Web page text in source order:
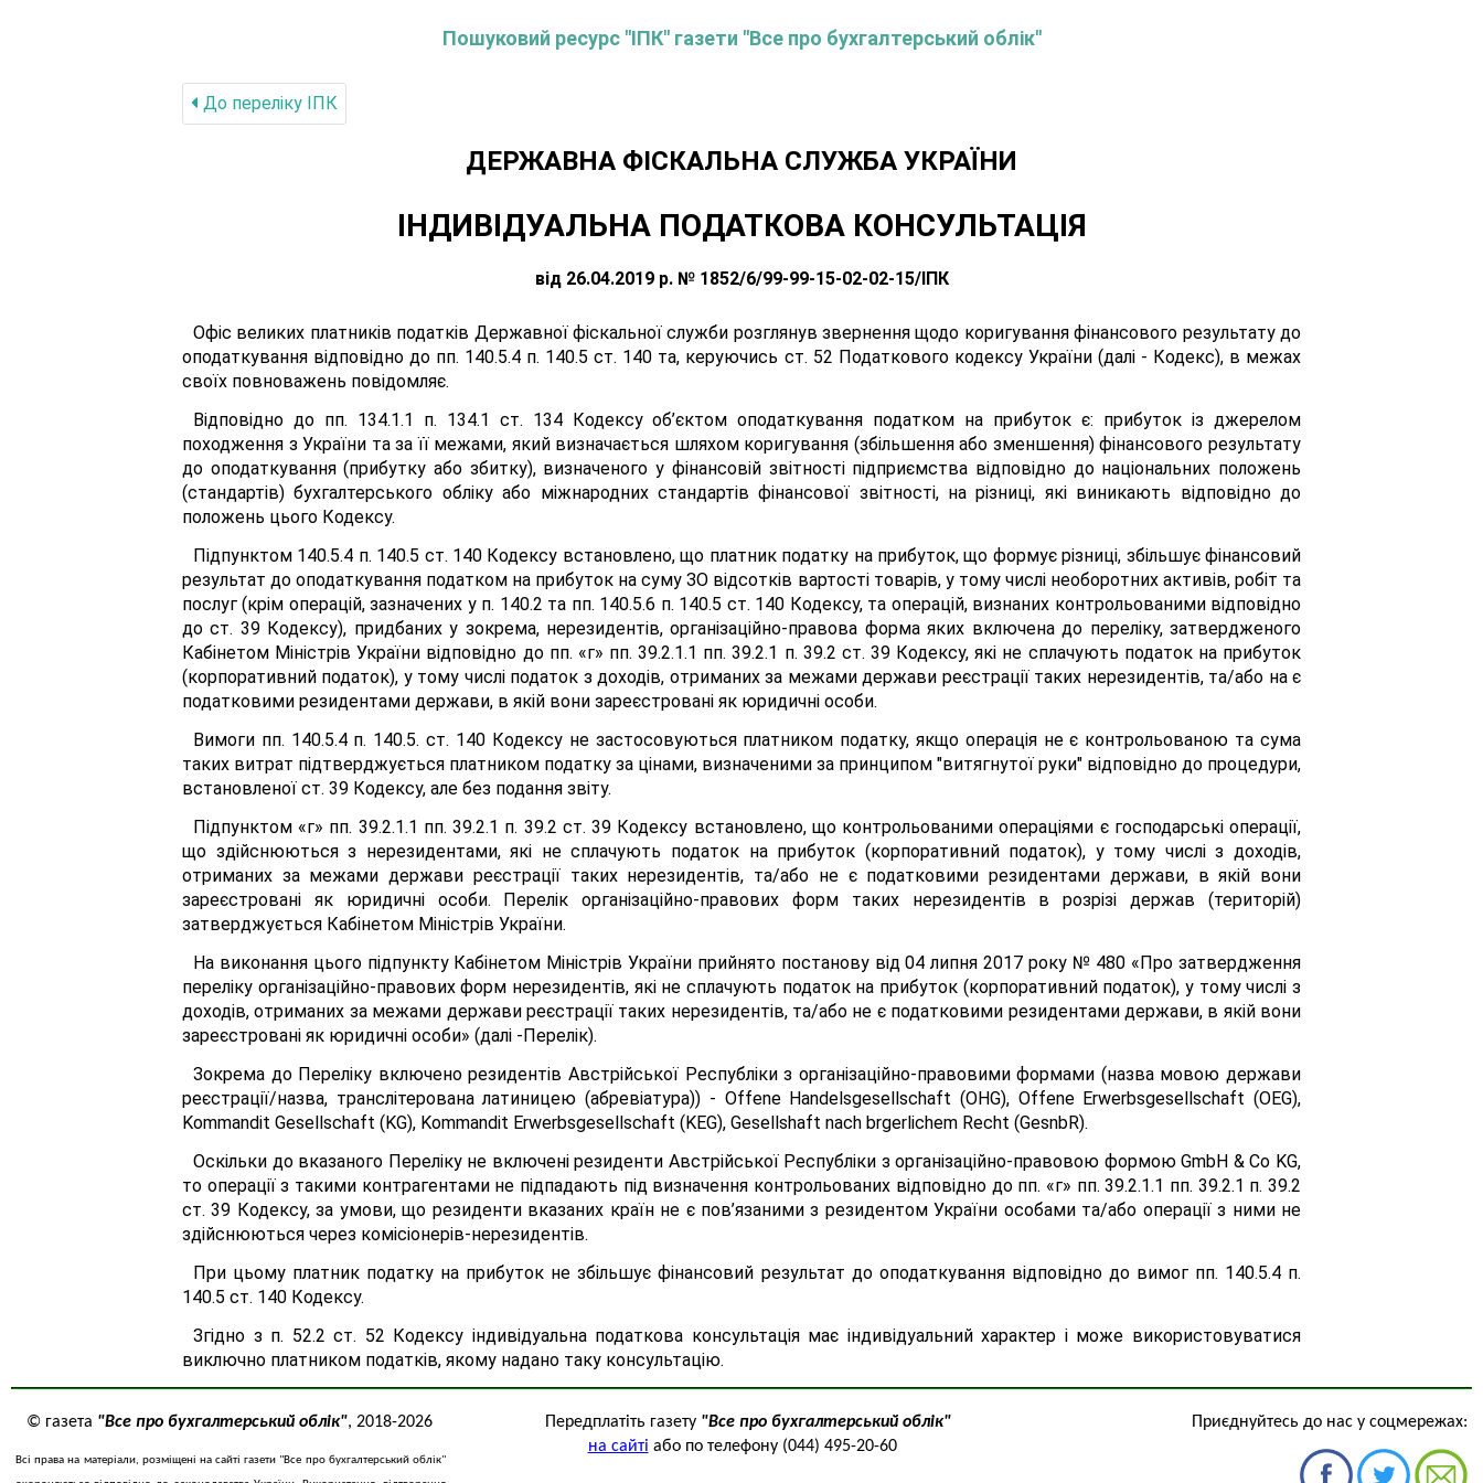
Пошуковий ресурс "ІПК" газети "Все про бухгалтерський облік"
До переліку IПК
ДЕРЖАВНА ФІСКАЛЬНА СЛУЖБА УКРАЇНИ
ІНДИВІДУАЛЬНА ПОДАТКОВА КОНСУЛЬТАЦІЯ
від 26.04.2019 р. № 1852/6/99-99-15-02-02-15/ІПК
Офіс великих платників податків Державної фіскальної служби розглянув звернення щодо коригування фінансового результату до
оподаткування відповідно до пп. 140.5.4 п. 140.5 ст. 140 та, керуючись ст. 52 Податкового кодексу України (далі - Кодекс), в межах
своїх повноважень повідомляє.
Відповідно до пп. 134.1.1 п. 134.1 ст. 134 Кодексу об’єктом оподаткування податком на прибуток є: прибуток із джерелом
походження з України та за її межами, який визначається шляхом коригування (збільшення або зменшення) фінансового результату
до оподаткування (прибутку або збитку), визначеного у фінансовій звітності підприємства відповідно до національних положень
(стандартів) бухгалтерського обліку або міжнародних стандартів фінансової звітності, на різниці, які виникають відповідно до
положень цього Кодексу.
Підпунктом 140.5.4 п. 140.5 ст. 140 Кодексу встановлено, що платник податку на прибуток, що формує різниці, збільшує фінансовий
результат до оподаткування податком на прибуток на суму ЗО відсотків вартості товарів, у тому числі необоротних активів, робіт та
послуг (крім операцій, зазначених у п. 140.2 та пп. 140.5.6 п. 140.5 ст. 140 Кодексу, та операцій, визнаних контрольованими відповідно
до ст. 39 Кодексу), придбаних у зокрема, нерезидентів, організаційно-правова форма яких включена до переліку, затвердженого
Кабінетом Міністрів України відповідно до пп. «г» пп. 39.2.1.1 пп. 39.2.1 п. 39.2 ст. 39 Кодексу, які не сплачують податок на прибуток
(корпоративний податок), у тому числі податок з доходів, отриманих за межами держави реєстрації таких нерезидентів, та/або на є
податковими резидентами держави, в якій вони зареєстровані як юридичні особи.
Вимоги пп. 140.5.4 п. 140.5. ст. 140 Кодексу не застосовуються платником податку, якщо операція не є контрольованою та сума
таких витрат підтверджується платником податку за цінами, визначеними за принципом "витягнутої руки" відповідно до процедури,
встановленої ст. 39 Кодексу, але без подання звіту.
Підпунктом «г» пп. 39.2.1.1 пп. 39.2.1 п. 39.2 ст. 39 Кодексу встановлено, що контрольованими операціями є господарські операції,
що здійснюються з нерезидентами, які не сплачують податок на прибуток (корпоративний податок), у тому числі з доходів,
отриманих за межами держави реєстрації таких нерезидентів, та/або не є податковими резидентами держави, в якій вони
зареєстровані як юридичні особи. Перелік організаційно-правових форм таких нерезидентів в розрізі держав (територій)
затверджується Кабінетом Міністрів України.
На виконання цього підпункту Кабінетом Міністрів України прийнято постанову від 04 липня 2017 року № 480 «Про затвердження
переліку організаційно-правових форм нерезидентів, які не сплачують податок на прибуток (корпоративний податок), у тому числі з
доходів, отриманих за межами держави реєстрації таких нерезидентів, та/або не є податковими резидентами держави, в якій вони
зареєстровані як юридичні особи» (далі -Перелік).
Зокрема до Переліку включено резидентів Австрійської Республіки з організаційно-правовими формами (назва мовою держави
реєстрації/назва, транслітерована латиницею (абревіатура)) - Offene Handelsgesellschaft (OHG), Offene Erwerbsgesellschaft (OEG),
Kommandit Gesellschaft (KG), Kommandit Erwerbsgesellschaft (KEG), Gesellshaft nach brgerlichem Recht (GesnbR).
Оскільки до вказаного Переліку не включені резиденти Австрійської Республіки з організаційно-правовою формою GmbH & Co KG,
то операції з такими контрагентами не підпадають під визначення контрольованих відповідно до пп. «г» пп. 39.2.1.1 пп. 39.2.1 п. 39.2
ст. 39 Кодексу, за умови, що резиденти вказаних країн не є пов’язаними з резидентом України особами та/або операції з ними не
здійснюються через комісіонерів-нерезидентів.
При цьому платник податку на прибуток не збільшує фінансовий результат до оподаткування відповідно до вимог пп. 140.5.4 п.
140.5 ст. 140 Кодексу.
Згідно з п. 52.2 ст. 52 Кодексу індивідуальна податкова консультація має індивідуальний характер і може використовуватися
виключно платником податків, якому надано таку консультацію.
© газета "Все про бухгалтерський облік", 2018-2026
Всі права на матеріали, розміщені на сайті газети "Все про бухгалтерський облік"
Передплатіть газету "Все про бухгалтерський облік"
на сайті або по телефону (044) 495-20-60
Приєднуйтесь до нас у соцмережах: